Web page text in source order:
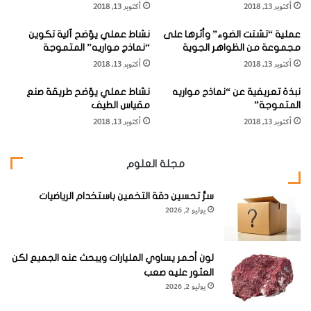
فقد كان شغفها الكبير واهتمامها بنحصر في الطبيعة والجنس
البشري. حيث كانت طالبة في مدرسة مانيلا للعلوم ثم تخرجت من
الجامعة كمهندسة كيميائية.
لها، وهو عبارة عن خشب صناعي من أوراق الأشجار الجافة وبقايا
البلاستيك.
وكان هدفها
من تحويل
المواد
المهملة إلى
منتجات
ع
ل
أ
ق
ا
ب
ا
ه
ر
ئ
ي
ب
ت
ا
ه
ف
م
ن
ر
ي
أكتوبر 13, 2018 أكتوبر 13, 2018
عملية “تشتت الضوء” وأثرها على
مجموعة من الظواهر الجوية
أكتوبر 13, 2018
نشاط عملي يوّضح آلية تكوين
“نماذج مواريه” المتموجة
أكتوبر 13, 2018
نبذة تعريفية عن “نماذج مواريه
المتموجة”
أكتوبر 13, 2018
نشاط عملي يوّضح طريقة صنع
مقياس الطيف
أكتوبر 13, 2018
مجلة العلوم
سرُّ تحسين دقة التخمين باستخدام الرياضيات
يوليو 2, 2026
لون أحمر يساوي المليارات ويبحث عنه الجميع لكن
العثور عليه صعب
يوليو 2, 2026